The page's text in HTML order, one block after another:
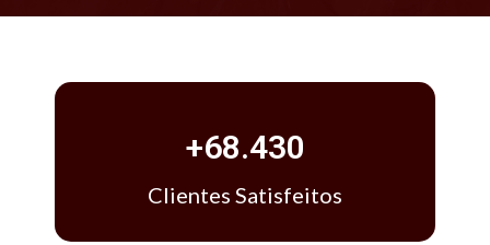
+68.430
Clientes Satisfeitos